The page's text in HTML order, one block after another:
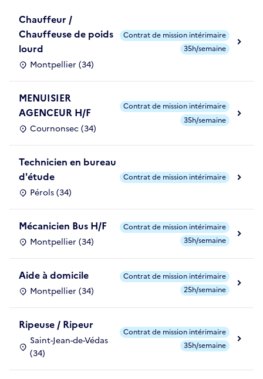
Chauffeur /
Chauffeuse de poids
lourd
Montpellier (34)
Contrat de mission intérimaire
35h/semaine
MENUISIER
AGENCEUR H/F
Cournonsec (34)
Contrat de mission intérimaire
35h/semaine
Technicien en bureau
d'étude
Pérols (34)
Contrat de mission intérimaire
Mécanicien Bus H/F
Montpellier (34)
Contrat de mission intérimaire
35h/semaine
Aide à domicile
Montpellier (34)
Contrat de mission intérimaire
25h/semaine
Ripeuse / Ripeur
Saint-Jean-de-Védas
(34)
Contrat de mission intérimaire
35h/semaine